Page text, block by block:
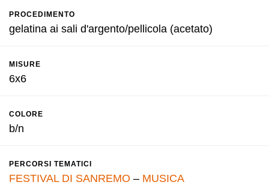
PROCEDIMENTO
gelatina ai sali d'argento/pellicola (acetato)
MISURE
6x6
COLORE
b/n
PERCORSI TEMATICI
FESTIVAL DI SANREMO – MUSICA